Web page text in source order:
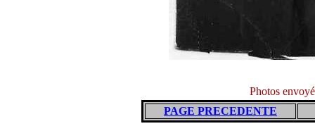
Photos
PAGE PRECEDENTE